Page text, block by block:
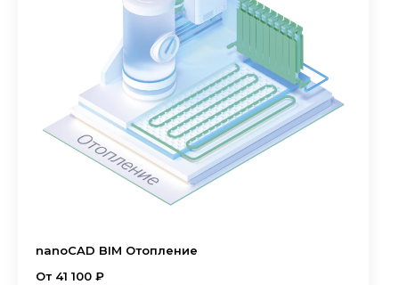
nanoCAD BIM Отопление
От 41 100 ₽